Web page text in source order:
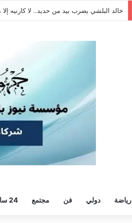
خالد البلشي يضرب بيد من حديد.. لا كارنيه إلا
رياضة دولي فن مجتمع 24 ساعة